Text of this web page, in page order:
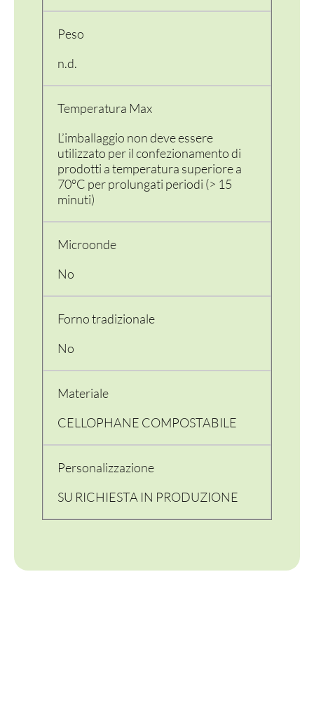
PER LA TAVOLA
CONTENITORI E ASPORTO
TERMOSALDABILI
Peso
n.d.
Temperatura Max
L’imballaggio non deve essere
utilizzato per il confezionamento di
prodotti a temperatura superiore a
70°C per prolungati periodi (> 15
minuti)
Microonde
No
Forno tradizionale
No
Materiale
CELLOPHANE COMPOSTABILE
Personalizzazione
SU RICHIESTA IN PRODUZIONE